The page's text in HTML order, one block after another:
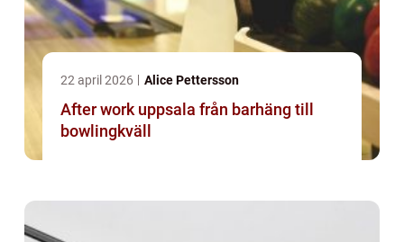
22 april 2026 Alice Pettersson
After work uppsala från barhäng till
bowlingkväll